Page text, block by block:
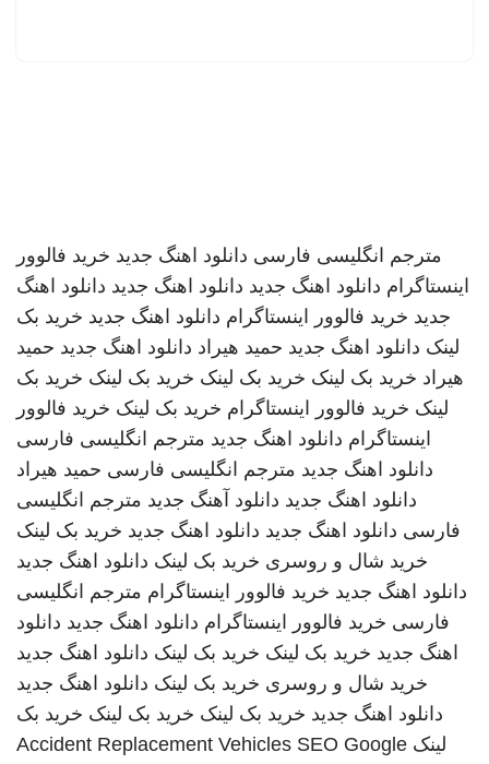
مترجم انگلیسی فارسی دانلود اهنگ جدید خرید فالوور
اینستاگرام دانلود اهنگ جدید دانلود اهنگ جدید دانلود اهنگ
جدید خرید فالوور اینستاگرام دانلود اهنگ جدید خرید بک
لینک دانلود اهنگ جدید حمید هیراد دانلود اهنگ جدید حمید
هیراد خرید بک لینک خرید بک لینک خرید بک لینک خرید بک
لینک خرید فالوور اینستاگرام خرید بک لینک خرید فالوور
اینستاگرام دانلود اهنگ جدید مترجم انگلیسی فارسی
دانلود اهنگ جدید مترجم انگلیسی فارسی حمید هیراد
دانلود اهنگ جدید دانلود آهنگ جدید مترجم انگلیسی
فارسی دانلود اهنگ جدید دانلود اهنگ جدید خرید بک لینک
خرید شال و روسری خرید بک لینک دانلود اهنگ جدید
دانلود اهنگ جدید خرید فالوور اینستاگرام مترجم انگلیسی
فارسی خرید فالوور اینستاگرام دانلود اهنگ جدید دانلود
اهنگ جدید خرید بک لینک خرید بک لینک دانلود اهنگ جدید
خرید شال و روسری خرید بک لینک دانلود اهنگ جدید
دانلود اهنگ جدید خرید بک لینک خرید بک لینک خرید بک
لینک
Accident Replacement Vehicles SEO Google